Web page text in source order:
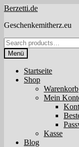
Zur
springen
Zum
springen
Berzetti.de
Geschenkemitherz.eu
Search
for:Menü
Startseite
Shop
Warenkorb
Mein
Kasse
Blog